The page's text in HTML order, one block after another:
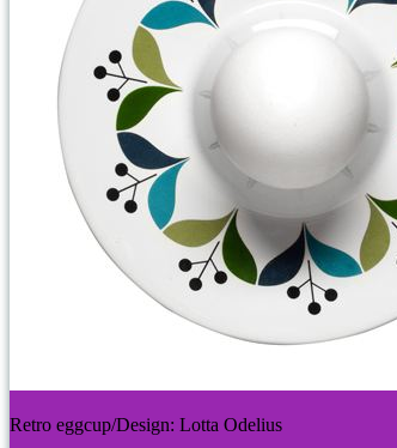
Retro eggcup/Design: Lotta Odelius